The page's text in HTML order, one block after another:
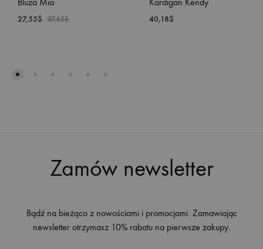
27,55$ 37,65$ 40,18$
Zamów newsletter
Bądź na bieżąco z nowościami i promocjami. Zamawiając
newsletter otrzymasz 10% rabatu na pierwsze zakupy.